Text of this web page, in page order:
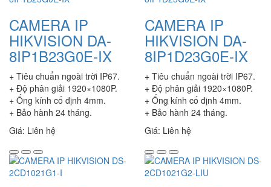
CAMERA IP
HIKVISION DA-
8IP1B23G0E-IX
+ Tiêu chuẩn ngoài trời IP67.
+ Độ phân giải 1920×1080P.
+ Ống kính cố định 4mm.
+ Bảo hành 24 tháng.
Giá: Liên hệ
CAMERA IP
HIKVISION DA-
8IP1D23G0E-IX
+ Tiêu chuẩn ngoài trời IP67.
+ Độ phân giải 1920×1080P.
+ Ống kính cố định 4mm.
+ Bảo hành 24 tháng.
Giá: Liên hệ